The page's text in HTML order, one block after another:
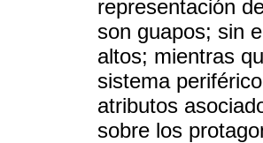
representación
son guapos; sin
altos; mientras
sistema
atributos
sobre los